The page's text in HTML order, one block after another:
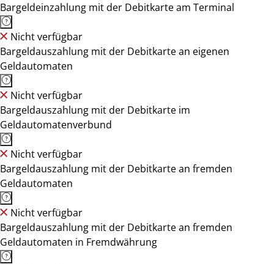
Bargeldeinzahlung mit der Debitkarte am Terminal
Nicht verfügbar
Bargeldauszahlung mit der Debitkarte an eigenen
Geldautomaten
Nicht verfügbar
Bargeldauszahlung mit der Debitkarte im
Geldautomatenverbund
Nicht verfügbar
Bargeldauszahlung mit der Debitkarte an fremden
Geldautomaten
Nicht verfügbar
Bargeldauszahlung mit der Debitkarte an fremden
Geldautomaten in Fremdwährung